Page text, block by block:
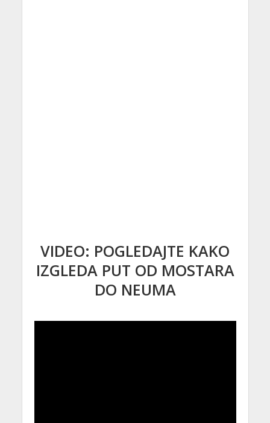
VIDEO: POGLEDAJTE KAKO
IZGLEDA PUT OD MOSTARA
DO NEUMA